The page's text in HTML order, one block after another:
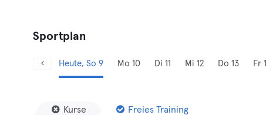
Sportplan
Heute, So 9 Mo 10 Di 11 Mi 12 Do 13 Fr
Kurse Freies Training